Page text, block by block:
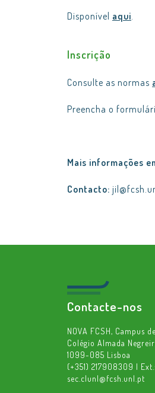
Disponível aqui.
Inscrição
Consulte as normas
Preencha o
Mais informações
Contacto:
Contacte-nos
NOVA FCSH, Campus
Colégio Almada
1099-085 Lisboa
(+351) 217908309 |
sec.clunl@fcsh.unl.pt